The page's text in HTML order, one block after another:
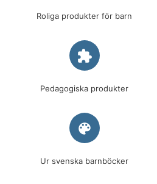
Roliga produkter för barn
extension
Pedagogiska produkter
palette
Ur svenska barnböcker